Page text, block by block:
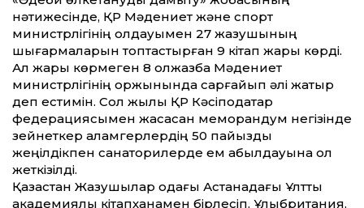
нәтижесінде, ҚР Мәдениет және спорт
министрлігінің қолдауымен 27 жазушының
шығармаларын топтастырған 9 кітап жарық көрді.
Ал жарық көрмеген 8 қолжазба Мәдениет
министрлігінің қоржынында сарғайып әлі жатыр
деп естимін. Сол жылы ҚР Кәсіподақтар
федерациясымен жасасқан меморандум негізінде
зейнеткер қаламгерлердің 50 пайыздық
жеңілдікпен санаторилерде ем қабылдауына қол
жеткізілді.
Қазақстан Жазушылар одағы Астанадағы Ұлт­тық
академиялық кітапханамен бірлесіп, Ұлыбритания,